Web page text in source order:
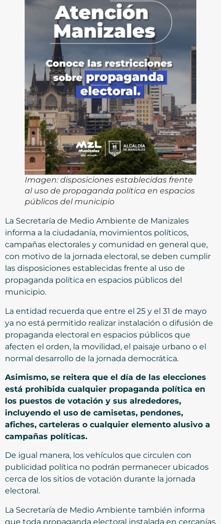
Imagen: disposiciones establecidas frente
al uso de propaganda política en espacios
públicos del municipio
La Secretaría de Medio Ambiente de Manizales
informa a la ciudadanía, movimientos políticos,
campañas electorales y comunidad en general que,
con motivo de la jornada electoral, se deben cumplir
las disposiciones establecidas frente al uso de
propaganda política en espacios públicos del
municipio.
La entidad recuerda que entre el 25 y el 31 de mayo
ya no está permitido realizar instalación o difusión de
propaganda electoral en espacios públicos que
afecten el orden, la movilidad, el paisaje urbano o el
normal desarrollo de la jornada democrática.
Asimismo, se reitera que el día de las elecciones
está prohibida cualquier propaganda política en
los puestos de votación y sus alrededores,
incluyendo el uso de camisetas, pendones,
afiches, carteleras o cualquier elemento alusivo a
campañas políticas.
De igual manera, los vehículos que circulen con
publicidad política no podrán permanecer ubicados
cerca de los sitios de votación durante la jornada
electoral.
La Secretaría de Medio Ambiente también informa
que toda propaganda electoral instalada en cercanías